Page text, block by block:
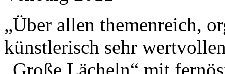
„Über allen themenreich,
künstlerisch sehr